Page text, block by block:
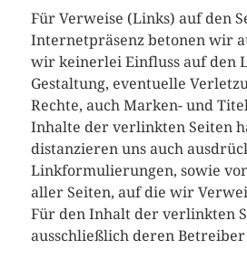
Für Verweise (Links) auf den
Internetpräsenz betonen wir
wir keinerlei Einfluss auf den
Gestaltung, eventuelle
Rechte, auch Marken- und
Inhalte der verlinkten Seiten
distanzieren uns auch
Linkformulierungen, sowie
aller Seiten, auf die wir
Für den Inhalt der verlinkten
ausschließlich deren